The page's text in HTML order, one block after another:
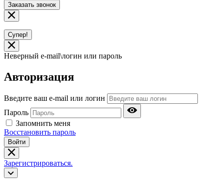
Заказать звонок
Супер!
Неверный e-mail\логин или пароль
Авторизация
Введите ваш e-mail или логин
Пароль
Запомнить меня
Восстановить пароль
Войти
Зарегистрироваться.